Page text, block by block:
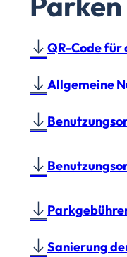
QR-Code für
Allgemeine
Sanierung